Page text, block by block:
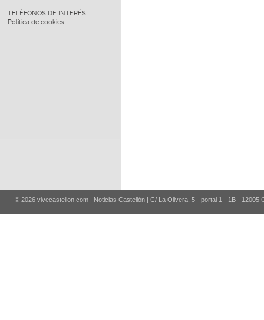
TELÉFONOS DE INTERÉS
Política de cookies
© 2026 vivecastellon.com | Noticias Castellón | C/ La Olivera, 5 - portal 1 - 1B - 12005